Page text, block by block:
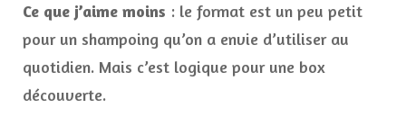
Ce que j’aime moins : le format est un peu petit
pour un shampoing qu’on a envie d’utiliser au
quotidien. Mais c’est logique pour une box
découverte.